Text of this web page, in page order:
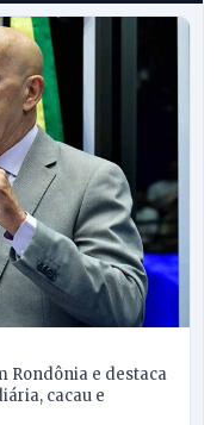
Rondônia e destaca
cacau e